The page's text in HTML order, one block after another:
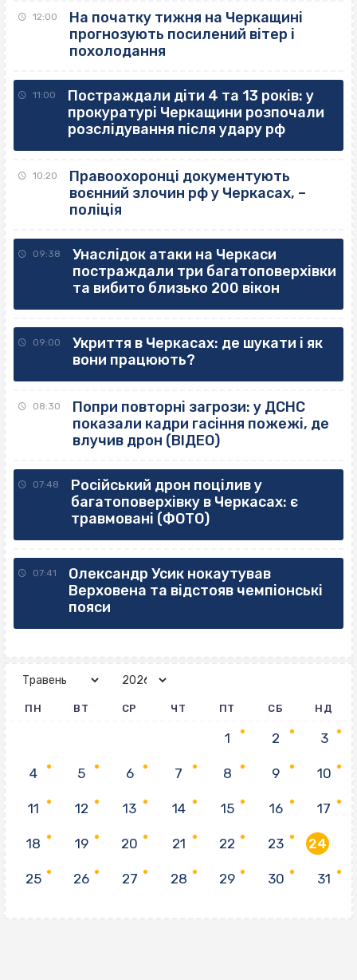
12:00
На початку тижня на Черкащині
прогнозують посилений вітер і
похолодання
11:00
Постраждали діти 4 та 13 років: у
прокуратурі Черкащини розпочали
розслідування після удару рф
10:20
Правоохоронці документують
воєнний злочин рф у Черкасах, –
поліція
09:38
Унаслідок атаки на Черкаси
постраждали три багатоповерхівки
та вибито близько 200 вікон
09:00
Укриття в Черкасах: де шукати і як
вони працюють?
08:30
Попри повторні загрози: у ДСНС
показали кадри гасіння пожежі, де
влучив дрон (ВІДЕО)
07:48
Російський дрон поцілив у
багатоповерхівку в Черкасах: є
травмовані (ФОТО)
07:41
Олександр Усик нокаутував
Верховена та відстояв чемпіонські
пояси
ПН ВТ СР ЧТ ПТ СБ НД
1 2 3
4 5 6 7 8 9 10
11 12 13 14 15 16 17
18 19 20 21 22 23 24
25 26 27 28 29 30 31